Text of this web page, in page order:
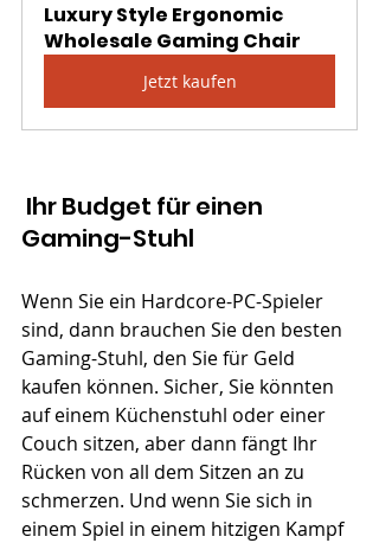
Luxury Style Ergonomic
Wholesale Gaming Chair
Jetzt kaufen
Gaming-Stuhl
Wenn Sie ein Hardcore-PC-Spieler
sind, dann brauchen Sie den besten
Gaming-Stuhl, den Sie für Geld
kaufen können. Sicher, Sie könnten
auf einem Küchenstuhl oder einer
Couch sitzen, aber dann fängt Ihr
Rücken von all dem Sitzen an zu
schmerzen. Und wenn Sie sich in
einem Spiel in einem hitzigen Kampf